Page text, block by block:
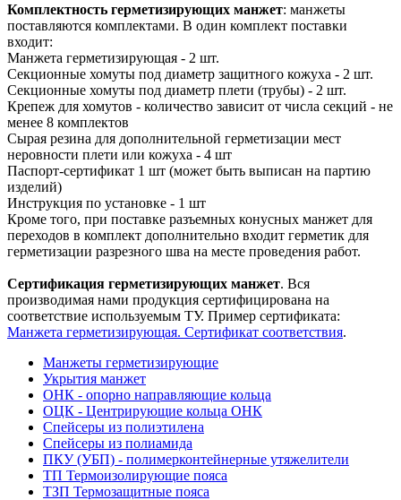
Комплектность герметизирующих манжет: манжеты
поставляются комплектами. В один комплект поставки
входит:
Манжета герметизирующая - 2 шт.
Секционные хомуты под диаметр защитного кожуха - 2 шт.
Секционные хомуты под диаметр плети (трубы) - 2 шт.
Крепеж для хомутов - количество зависит от числа секций - не
менее 8 комплектов
Сырая резина для дополнительной герметизации мест
неровности плети или кожуха - 4 шт
Паспорт-сертификат 1 шт (может быть выписан на партию
изделий)
Инструкция по установке - 1 шт
Кроме того, при поставке разъемных конусных манжет для
переходов в комплект дополнительно входит герметик для
герметизации разрезного шва на месте проведения работ.
Сертификация герметизирующих манжет. Вся
производимая нами продукция сертифицирована на
соответствие используемым ТУ. Пример сертификата:
Манжета герметизирующая. Сертификат соответствия.
Манжеты герметизирующие
Укрытия манжет
ОНК - опорно направляющие кольца
ОЦК - Центрирующие кольца ОНК
Спейсеры из полиэтилена
Спейсеры из полиамида
ПКУ (УБП) - полимерконтейнерные утяжелители
ТП Термоизолирующие пояса
ТЗП Термозащитные пояса